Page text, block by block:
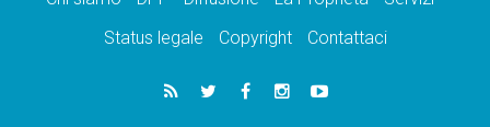
Status legale
Copyright Contattaci